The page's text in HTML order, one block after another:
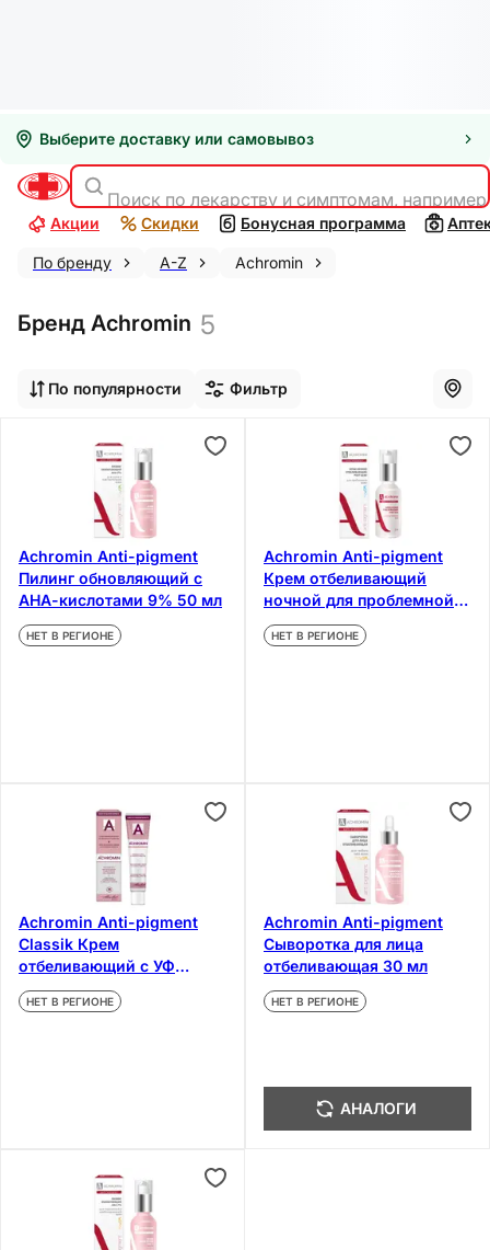
Выберите доставку или самовывоз
Поиск по лекарству и симптомам,
Акции Скидки Бонусная программа
По бренду A-Z Achromin
Бренд Achromin 5
По популярности Фильтр
Achromin Anti-pigment
Пилинг обновляющий с
АНА-кислотами 9% 50 мл
НЕТ В РЕГИОНЕ
Achromin Anti-pigment
Крем отбеливающий
ночной для проблемной
кожи 50 мл
НЕТ В РЕГИОНЕ
Achromin Anti-pigment
Classik Крем
отбеливающий с УФ
фильтрами 45 мл
НЕТ В РЕГИОНЕ
Achromin Anti-pigment
Сыворотка для лица
отбеливающая 30 мл
НЕТ В РЕГИОНЕ
АНАЛОГИ